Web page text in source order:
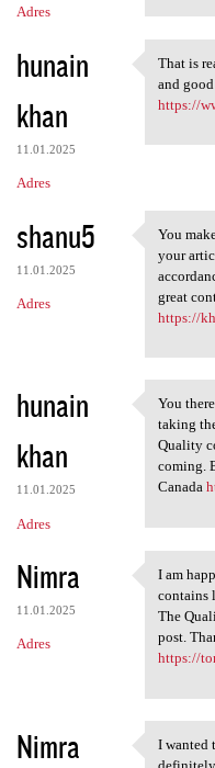
Adres
hunain
khan
11.01.2025
Adres
That is
That is
and
https://
shanu5
11.01.2025
Adres
You
You
your
great
https://
hunain
khan
11.01.2025
Adres
You
You
taking
Quality
coming.
Canada
Nimra
11.01.2025
Adres
I am
I am
contains
The
post.
https://
Nimra I
I wanted